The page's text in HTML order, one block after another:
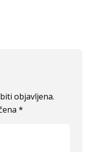
objavljena.
*